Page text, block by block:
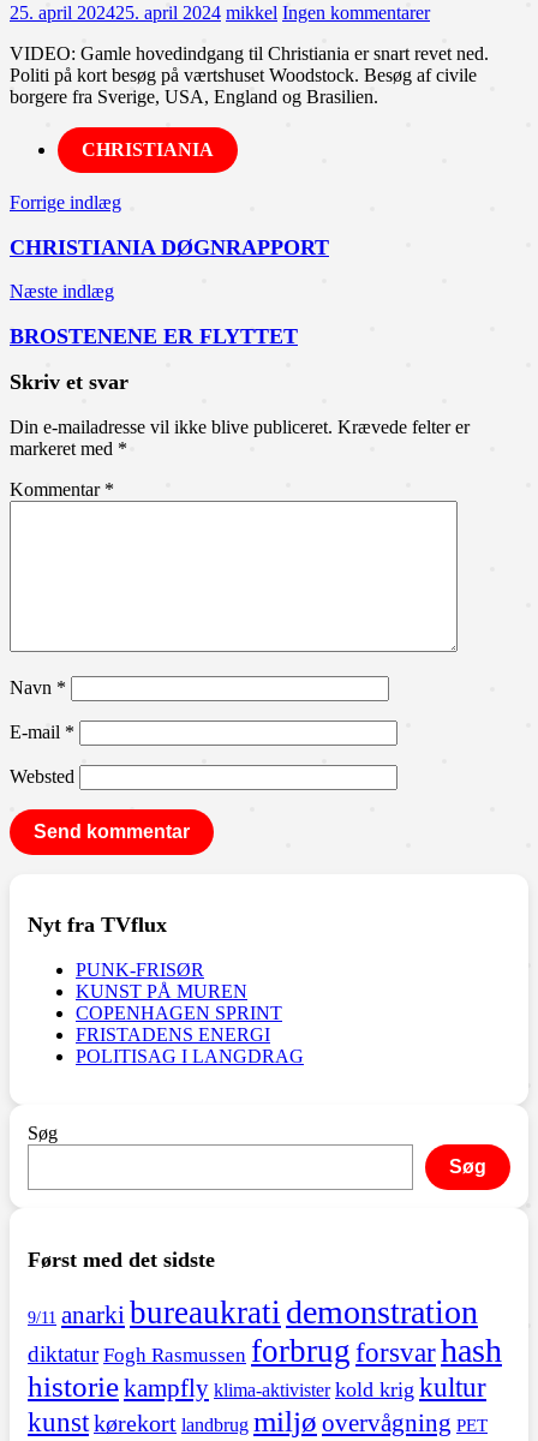
25. april 202425. april 2024 mikkel Ingen kommentarer
VIDEO: Gamle hovedindgang til Christiania er snart revet ned.
Politi på kort besøg på værtshuset Woodstock. Besøg af civile
borgere fra Sverige, USA, England og Brasilien.
CHRISTIANIA
Indlægsnavigation
Forrige indlæg
CHRISTIANIA DØGNRAPPORT
Næste indlæg
BROSTENENE ER FLYTTET
Skriv et svar
Din e-mailadresse vil ikke blive publiceret. Krævede felter er
markeret med *
Kommentar *
Navn *
E-mail *
Websted
Nyt fra TVflux
PUNK-FRISØR
KUNST PÅ MUREN
COPENHAGEN SPRINT
FRISTADENS ENERGI
POLITISAG I LANGDRAG
Søg
Søg
Først med det sidste
9/11 anarki bureaukrati demonstration
diktatur Fogh Rasmussen forbrugforsvarhash
historiekampfly klima-aktivister kold krig kultur
kunstkørekort landbrug miljø overvågning PET